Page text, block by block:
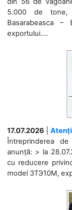
5.000 de
Basarabeasca –
exportului....
17.07.2026
Întreprinderea
anunță: > la
cu reducere
model 3ТЭ10М,